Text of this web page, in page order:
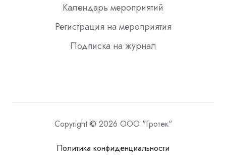
Календарь мероприятий
Регистрация на мероприятия
Подписка на журнал
Copyright © 2026 ООО "Гротек"
Политика конфиденциальности